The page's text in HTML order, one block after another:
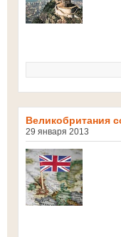
Великобритания
29 января 2013